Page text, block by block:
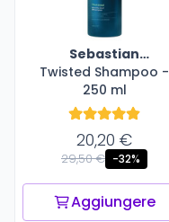
Sebastian
Professional
Twisted Shampoo -
250 ml
20,20 €
29,50 € -32%
Aggiungere